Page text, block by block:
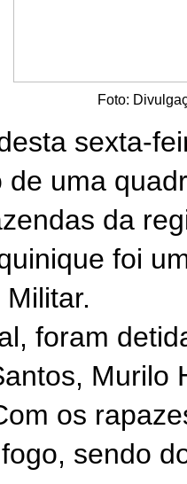
Foto:
sexta-
de uma
da
foi
foram
Murilo
os
sendo